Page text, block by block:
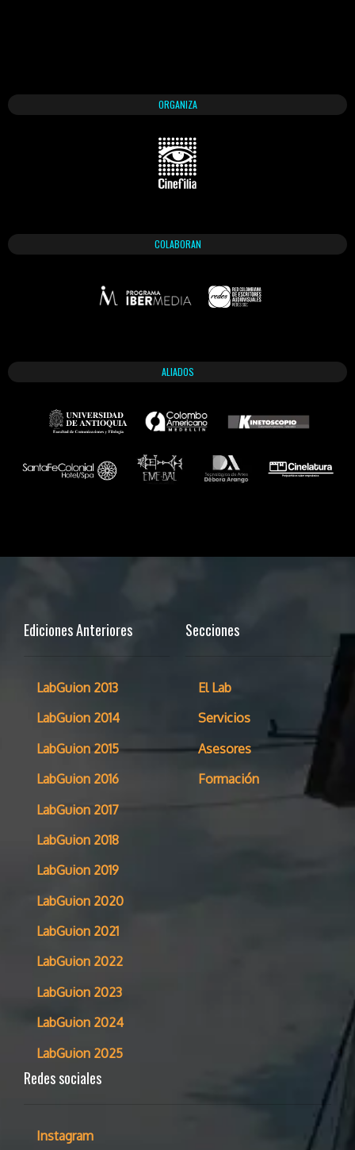
ORGANIZA
COLABORAN
ALIADOS
Ediciones Anteriores
LabGuion 2013
LabGuion 2014
LabGuion 2015
LabGuion 2016
LabGuion 2017
LabGuion 2018
LabGuion 2019
LabGuion 2020
LabGuion 2021
LabGuion 2022
LabGuion 2023
LabGuion 2024
LabGuion 2025
Secciones
El Lab
Servicios
Asesores
Formación
Redes sociales
Instagram